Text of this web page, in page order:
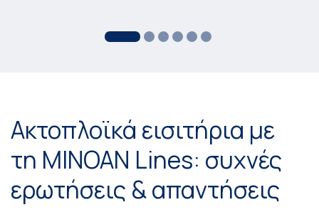
Ακτοπλοϊκά εισιτήρια με
τη MINOAN Lines: συχνές
ερωτήσεις & απαντήσεις